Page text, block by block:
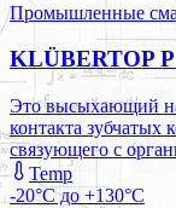
Промышленные
KLÜBERTOP
Это высыхающий на
контакта зубчатых
связующего с
Temp
-20°C до +130°C